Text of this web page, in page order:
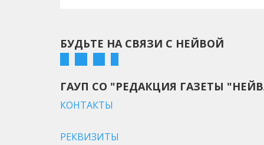
БУДЬТЕ НА СВЯЗИ С НЕЙВОЙ
ГАУП СО "РЕДАКЦИЯ ГАЗЕТЫ
КОНТАКТЫ
РЕКВИЗИТЫ